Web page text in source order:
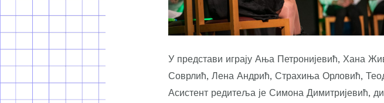
У представи играју Ања Петронијевић, Хана
Соврлић, Лена Андрић, Страхиња Орловић,
Асистент редитеља је Симона Димитријевић,